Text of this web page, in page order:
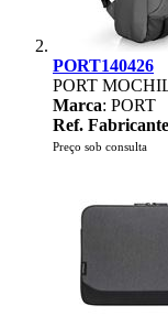
PORT140426
PORT
Marca: PORT
Ref. Fabricante
Preço sob consulta